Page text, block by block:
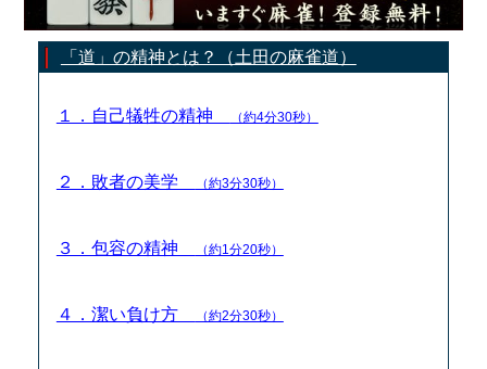
「道」の精神とは？（土田の麻雀道）
１．自己犠牲の精神 （約4分30秒）
２．敗者の美学 （約3分30秒）
３．包容の精神 （約1分20秒）
４．潔い負け方 （約2分30秒）